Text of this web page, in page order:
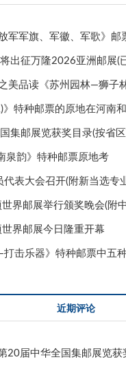
军军旗、军徽、军歌》邮
出征万隆2026亚洲邮展(
美品读《苏州园林—狮子
)》特种邮票的原地在河南
集邮展览获奖目录(按省
泉韵》特种邮票原地考
代表大会召开(附新当选专
界邮展举行颁奖晚会(附
界邮展今日隆重开幕
打击乐器》特种邮票中五
近期评论
20届中华全国集邮展览获